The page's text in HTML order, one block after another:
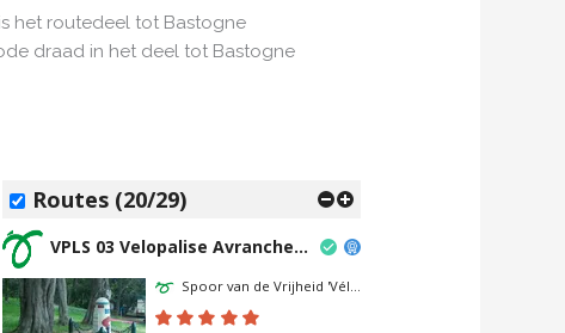
het routedeel tot Bastogne
draad in het deel tot Bastogne